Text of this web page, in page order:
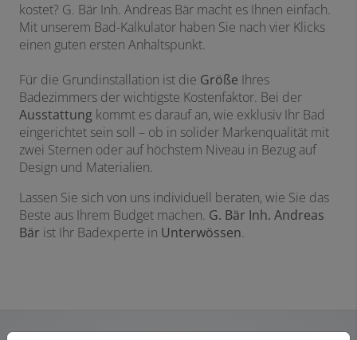
kostet? G. Bär Inh. Andreas Bär macht es Ihnen einfach.
Mit unserem Bad-Kalkulator haben Sie nach vier Klicks
einen guten ersten Anhaltspunkt.
Für die Grundinstallation ist die Größe Ihres
Badezimmers der wichtigste Kostenfaktor. Bei der
Ausstattung kommt es darauf an, wie exklusiv Ihr Bad
eingerichtet sein soll – ob in solider Markenqualität mit
zwei Sternen oder auf höchstem Niveau in Bezug auf
Design und Materialien.
Lassen Sie sich von uns individuell beraten, wie Sie das
Beste aus Ihrem Budget machen. G. Bär Inh. Andreas
Bär ist Ihr Badexperte in Unterwössen.